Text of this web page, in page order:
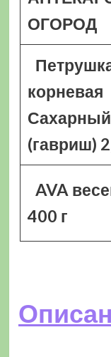
ОГОРОД
корневая
(гавриш)
AVA
400 г